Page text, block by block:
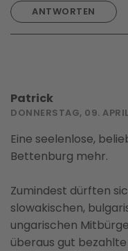
ANTWORTEN
Patrick
DONNERSTAG, 09.
Eine seelenlose,
Bettenburg mehr.
Zumindest dürften
slowakischen,
ungarischen
überaus gut